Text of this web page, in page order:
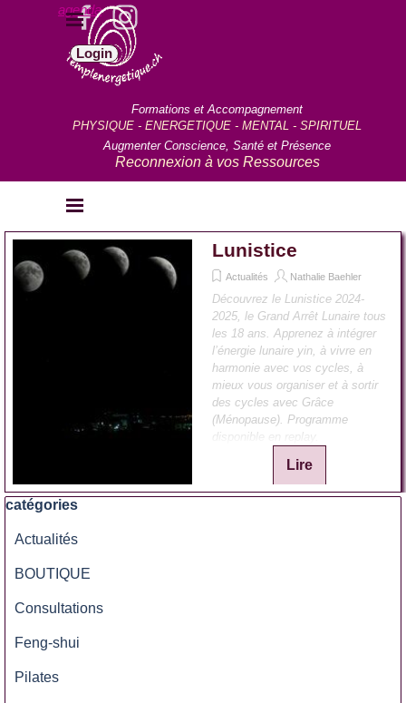
Aller au contenu
agenda
Sauter le menu
Login
Formations et Accompagnement
PHYSIQUE - ENERGETIQUE - MENTAL - SPIRITUEL
Augmenter Conscience, Santé et Présence
Reconnexion à vos Ressources
Sauter le menu
Lunistice
Actualités Nathalie Baehler
Découvrez le Lunistice 2024-
2025, le Grand Arrêt Lunaire tous
les 18 ans. Apprenez à intégrer
l’énergie lunaire yin, à vivre en
harmonie avec vos cycles, à
mieux vous organiser et à sortir
des cycles avec Grâce
(Ménopause). Programme
disponible en replay.
Lire
Sauter le bloc catégories
catégories
Actualités
BOUTIQUE
Consultations
Feng-shui
Pilates